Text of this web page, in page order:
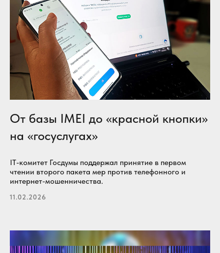
От базы IMEI до «красной кнопки»
на «госуслугах»
IT-комитет Госдумы поддержал принятие в первом
чтении второго пакета мер против телефонного и
интернет-мошенничества.
11.02.2026